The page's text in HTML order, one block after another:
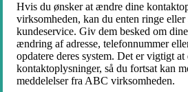
Hvis du ønsker at ændre dine
virksomheden, kan du enten ringe
kundeservice. Giv dem besked om
ændring af adresse, telefonnummer
opdatere deres system. Det er vigtigt at
kontaktoplysninger, så du fortsat kan
meddelelser fra ABC virksomheden.